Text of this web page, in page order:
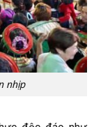
nhịp